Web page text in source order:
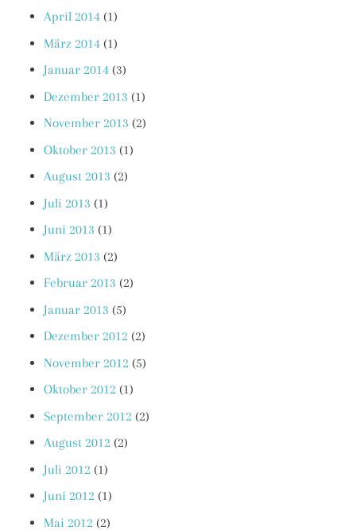
April 2014 (1)
März 2014 (1)
Januar 2014 (3)
Dezember 2013 (1)
November 2013 (2)
Oktober 2013 (1)
August 2013 (2)
Juli 2013 (1)
Juni 2013 (1)
März 2013 (2)
Februar 2013 (2)
Januar 2013 (5)
Dezember 2012 (2)
November 2012 (5)
Oktober 2012 (1)
September 2012 (2)
August 2012 (2)
Juli 2012 (1)
Juni 2012 (1)
Mai 2012 (2)